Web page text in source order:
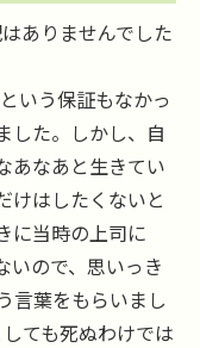
ありませんでした
いう保証もなかっ
した。しかし、自
あなあと生きてい
けはしたくないと
に当時の上司に
いので、思いっき
言葉をもらいまし
ても死ぬわけでは